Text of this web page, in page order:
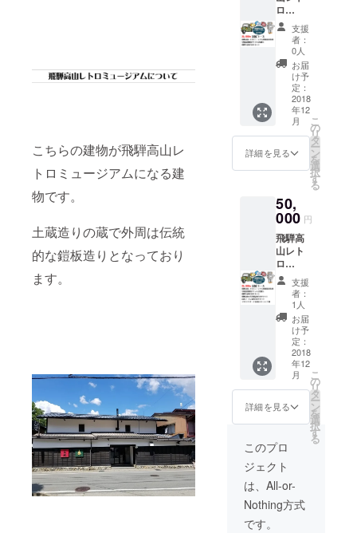
こちらの建物が飛騨高山レ
トロミュージアムになる建
物です。
土蔵造りの蔵で外周は伝統
的な鎧板造りとなっており
ます。
いたし
ます。
招待券
に期限
はござ
いませ
ん。
ロ
ミュー
ジアム
無料招
待券2
枚、
2019年
3月より
開始予
定の学
校給食
の基本
コース
をご利
だけ
る、給
食無料
チケッ
トを2名
様分、
飛騨牛
詰め合
わせ
セット
をお礼
として
リター
ンいた
しま
す。 招
待券と
ケット
に期限
はござ
いませ
ん。
支援
者：
0人
お届
け予
定：
2018
年12
月
詳細を見る
こ
の
リ
タ
ー
ン
を
選
択
す
る
50,
000 円
飛騨高
山レト
ロ
ミュー
ジアム
無料招
待券2枚
と2019
年3月よ
り開始
予定の
学校給
食の基
本コー
スをご
利用い
ただけ
る、給
食無料
チケッ
トを2名
様分、
支援
者：
1人
お届
け予
定：
2018
年12
月
詳細を見る
こ
の
リ
タ
ー
ン
を
選
択
す
る
このプロ
ジェクト
は、All-or-
Nothing方式
です。